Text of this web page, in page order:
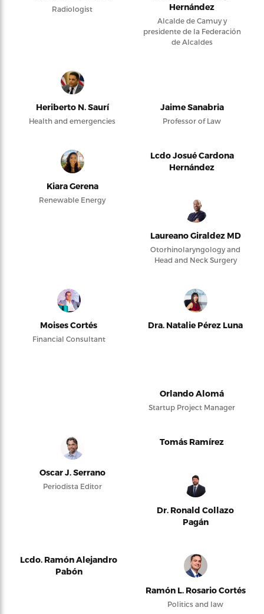
Radiologist
Hernández
Alcalde de Camuy y
presidente de la Federación
de Alcaldes
Heriberto N. Saurí
Health and emergencies
Jaime Sanabria
Professor of Law
Kiara Gerena
Renewable Energy
Lcdo Josué Cardona
Hernández
Laureano Giraldez MD
Otorhinolaryngology and
Head and Neck Surgery
Moises Cortés
Financial Consultant
Dra. Natalie Pérez Luna
Orlando Alomá
Startup Project Manager
Oscar J. Serrano
Periodista Editor
Tomás Ramírez
Dr. Ronald Collazo
Pagán
Lcdo. Ramón Alejandro
Pabón
Ramón L. Rosario Cortés
Politics and law